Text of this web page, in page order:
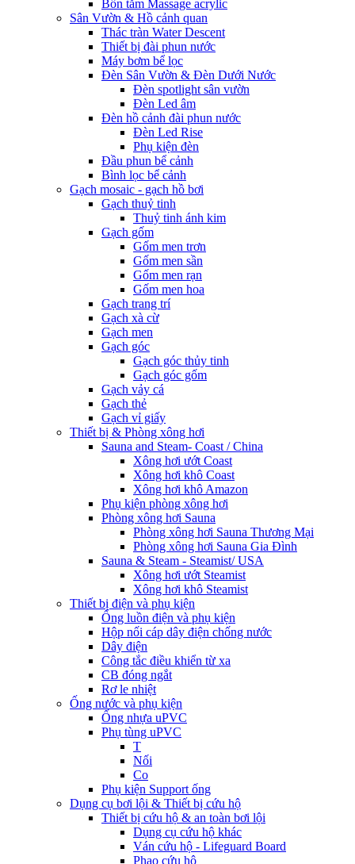
Bồn tắm Massage acrylic
Sân Vườn & Hồ cảnh quan
Thác tràn Water Descent
Thiết bị đài phun nước
Máy bơm bể lọc
Đèn Sân Vườn & Đèn Dưới Nước
Đèn spotlight sân vườn
Đèn Led âm
Đèn hồ cảnh đài phun nước
Đèn Led Rise
Phụ kiện đèn
Đầu phun bể cảnh
Bình lọc bể cảnh
Gạch mosaic - gạch hồ bơi
Gạch thuỷ tinh
Thuỷ tinh ánh kim
Gạch gốm
Gốm men trơn
Gốm men sần
Gốm men rạn
Gốm men hoa
Gạch trang trí
Gạch xà cừ
Gạch men
Gạch góc
Gạch góc thủy tinh
Gạch góc gốm
Gạch vảy cá
Gạch thẻ
Gạch vỉ giấy
Thiết bị & Phòng xông hơi
Sauna and Steam- Coast / China
Xông hơi ướt Coast
Xông hơi khô Coast
Xông hơi khô Amazon
Phụ kiện phòng xông hơi
Phòng xông hơi Sauna
Phòng xông hơi Sauna Thương Mại
Phòng xông hơi Sauna Gia Đình
Sauna & Steam - Steamist/ USA
Xông hơi ướt Steamist
Xông hơi khô Steamist
Thiết bị điện và phụ kiện
Ống luồn điện và phụ kiện
Hộp nối cáp dây điện chống nước
Dây điện
Công tắc điều khiển từ xa
CB đóng ngắt
Rơ le nhiệt
Ống nước và phụ kiện
Ống nhựa uPVC
Phụ tùng uPVC
T
Nối
Co
Phụ kiện Support ống
Dụng cụ bơi lội & Thiết bị cứu hộ
Thiết bị cứu hộ & an toàn bơi lội
Dụng cụ cứu hộ khác
Ván cứu hộ - Lifeguard Board
Phao cứu hộ